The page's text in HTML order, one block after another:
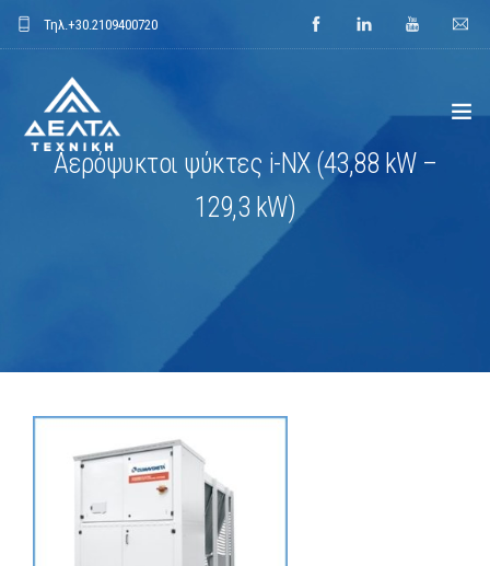
Τηλ.+30.2109400720
ΠΡΟΙΟΝΤΑ
Αερόψυκτοι ψύκτες i-NX (43,88 kW –
129,3 kW)